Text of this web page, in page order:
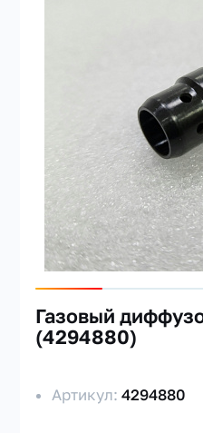
Газовый
(4294880)
Артикул:4294880